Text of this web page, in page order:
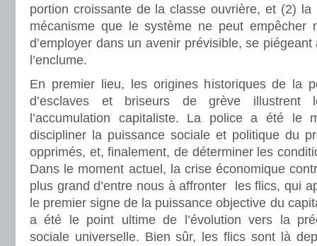
portion croissante de la classe ouvrière, et (2) la
mécanisme que le système ne peut empêcher
d’employer dans un avenir prévisible, se
l’enclume.
En premier lieu, les origines historiques de la
d’esclaves et briseurs de grève illustrent
l’accumulation capitaliste. La police a été le
discipliner la puissance sociale et politique du
opprimés, et, finalement, de déterminer les
Dans le moment actuel, la crise économique
plus grand d’entre nous à affronter les flics, qui
le premier signe de la puissance objective du
a été le point ultime de l’évolution vers la
sociale universelle. Bien sûr, les flics sont là